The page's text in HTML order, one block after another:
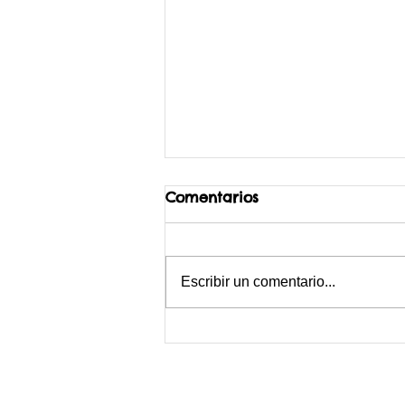
Comentarios
Escribir un comentario...